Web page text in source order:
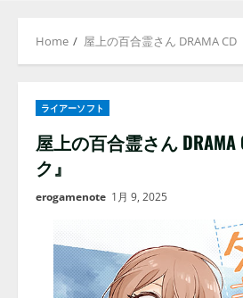
Home 屋上の百合霊さん DRAMA CD
ライアーソフト
屋上の百合霊さん DRAMA
ク』
erogamenote 1月 9, 2025